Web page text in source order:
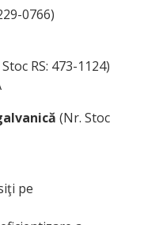
0766)
RS: 473-1124)
(Nr. Stoc
pe